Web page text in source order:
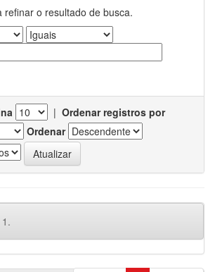
refinar o resultado de busca.
| Ordenar registros por
Ordenar